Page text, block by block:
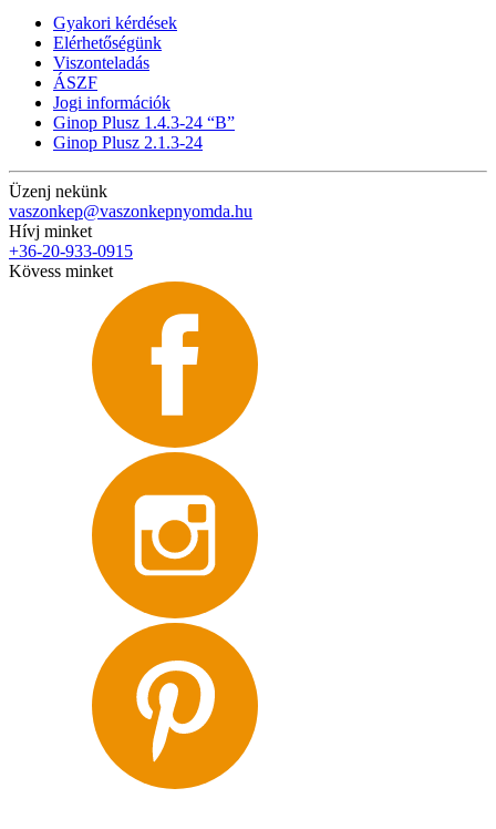
Gyakori kérdések
Elérhetőségünk
Viszonteladás
ÁSZF
Jogi információk
Ginop Plusz 1.4.3-24 “B”
Ginop Plusz 2.1.3-24
Üzenj nekünk
vaszonkep@vaszonkepnyomda.hu
Hívj minket
+36-20-933-0915
Kövess minket